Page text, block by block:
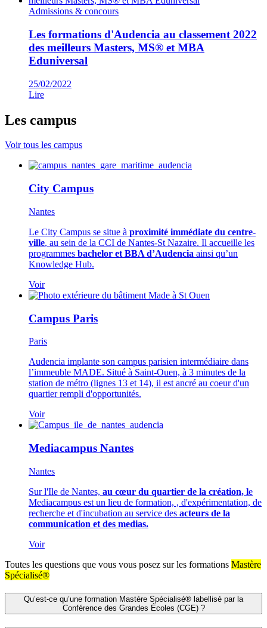
Admissions & concours
Les formations d'Audencia au classement 2022
des meilleurs Masters, MS® et MBA
Eduniversal
25/02/2022
Lire
Les campus
Voir tous les campus
City Campus
Nantes
Le City Campus se situe à proximité immédiate du centre-
ville, au sein de la CCI de Nantes-St Nazaire. Il accueille les
programmes bachelor et BBA d’Audencia ainsi qu’un
Knowledge Hub.
Voir
Campus Paris
Paris
Audencia implante son campus parisien intermédiaire dans
l’immeuble MADE. Situé à Saint-Ouen, à 3 minutes de la
station de métro (lignes 13 et 14), il est ancré au coeur d'un
quartier rempli d'opportunités.
Voir
Mediacampus Nantes
Nantes
Sur l'Ile de Nantes, au cœur du quartier de la création, le
Mediacampus est un lieu de formation, , d'expérimentation, de
recherche et d'incubation au service des acteurs de la
communication et des medias.
Voir
Toutes les questions que vous vous posez sur les formations Mastère
Spécialisé®
Qu’est-ce qu’une formation Mastère Spécialisé® labellisé par la
Conférence des Grandes Écoles (CGE) ?